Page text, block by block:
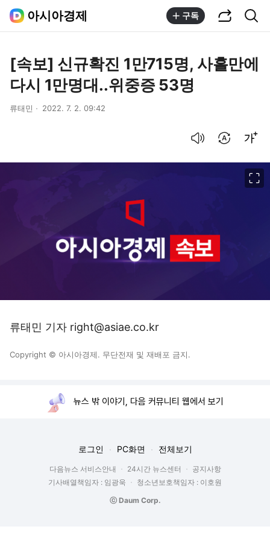
아시아경제 구독
[속보] 신규확진 1만715명, 사흘만에
다시 1만명대..위중증 53명
류태민 2022. 7. 2. 09:42
류태민 기자 right@asiae.co.kr
Copyright © 아시아경제. 무단전재 및 재배포 금지.
뉴스 밖 이야기, 다음 커뮤니티 웹에서 보기
로그인 PC화면 전체보기
다음뉴스 서비스안내 24시간 뉴스센터
공지사항
기사배열책임자 : 임광욱
청소년보호책임자 : 이호원
ⓒ Daum Corp.